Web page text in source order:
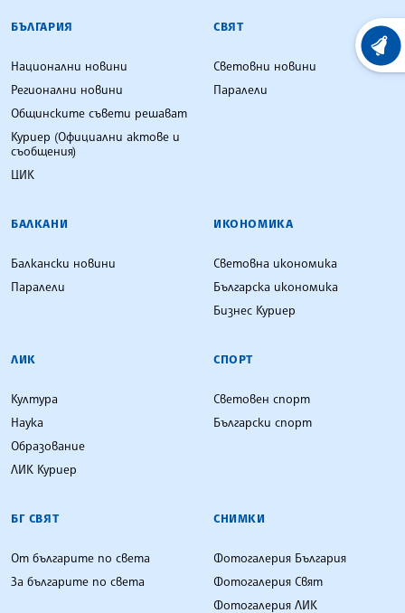
БЪЛГАРСКА ТЕЛЕГРАФНА АГЕНЦИЯ
БЪЛГАРИЯ
Национални новини
Регионални новини
Общинските съвети решават
Куриер (Официални актове и
съобщения)
ЦИК
СВЯТ
Световни новини
Паралели
БАЛКАНИ
Балкански новини
Паралели
ИКОНОМИКА
Световна икономика
Българска икономика
Бизнес Куриер
ЛИК
Култура
Наука
Образование
ЛИК Куриер
СПОРТ
Световен спорт
Български спорт
БГ СВЯТ
От българите по света
За българите по света
СНИМКИ
Фотогалерия България
Фотогалерия Свят
Фотогалерия ЛИК